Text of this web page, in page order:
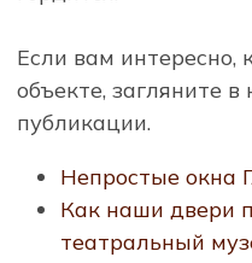
Если вам интересно,
объекте, загляните
публикации.
Непростые окна
Как наши двери
театральный